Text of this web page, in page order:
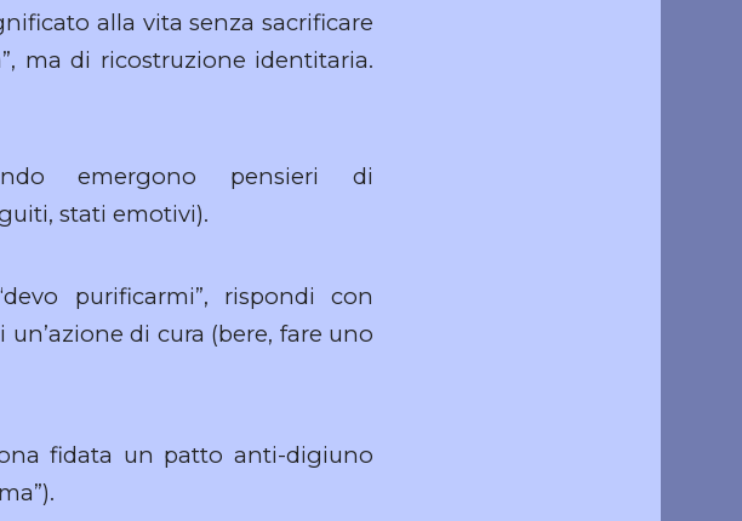
alla vita senza sacrificare
ma di ricostruzione identitaria.
emergono pensieri di
stati emotivi).
purificarmi”, rispondi con
di cura (bere, fare uno
fidata un patto anti-digiuno